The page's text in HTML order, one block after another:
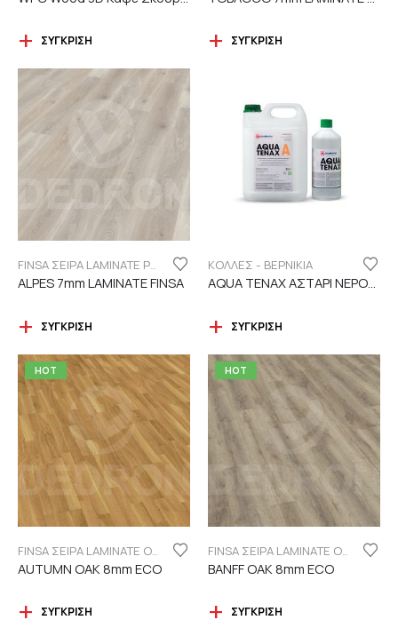
ΣΎΓΚΡΙΣΗ ΣΎΓΚΡΙΣΗ
FINSA ΣΕΙΡΑ LAMINATE PUREFLOOR 7MM
ALPES 7mm LAMINATE FINSA
ΣΎΓΚΡΙΣΗ
ΚΟΛΛΕΣ - ΒΕΡΝΙΚΙΑ
AQUA TENAX ΑΣΤΑΡΙ ΝΕΡΟΥ 2 ΣΥΣΤΑΤΙΚΩΝ
ΣΎΓΚΡΙΣΗ
HOT
AUTUMN OAK 8mm ECO
ΣΎΓΚΡΙΣΗ
HOT
BANFF OAK 8mm ECO
ΣΎΓΚΡΙΣΗ